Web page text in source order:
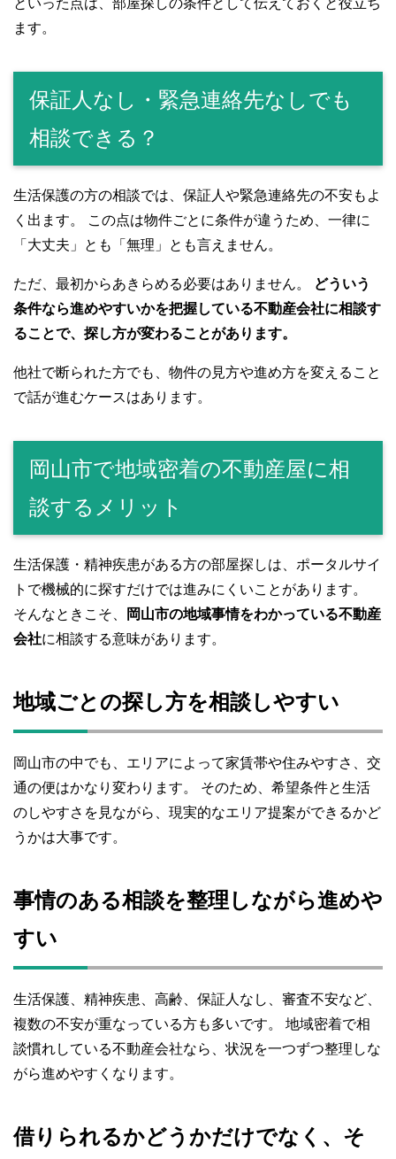
といった点は、部屋探しの条件として伝えておくと役立ち
ます。
保証人なし・緊急連絡先なしでも
相談できる？
生活保護の方の相談では、保証人や緊急連絡先の不安もよ
く出ます。 この点は物件ごとに条件が違うため、一律に
「大丈夫」とも「無理」とも言えません。
ただ、最初からあきらめる必要はありません。
どういう
条件なら進めやすいかを把握している不動産会社に相談す
ることで、探し方が変わることがあります。
他社で断られた方でも、物件の見方や進め方を変えること
で話が進むケースはあります。
岡山市で地域密着の不動産屋に相
談するメリット
生活保護・精神疾患がある方の部屋探しは、ポータルサイ
トで機械的に探すだけでは進みにくいことがあります。
そんなときこそ、
岡山市の地域事情をわかっている不動産
会社に相談する意味があります。
地域ごとの探し方を相談しやすい
岡山市の中でも、エリアによって家賃帯や住みやすさ、交
通の便はかなり変わります。 そのため、希望条件と生活
のしやすさを見ながら、現実的なエリア提案ができるかど
うかは大事です。
事情のある相談を整理しながら進めや
すい
生活保護、精神疾患、高齢、保証人なし、審査不安など、
複数の不安が重なっている方も多いです。 地域密着で相
談慣れしている不動産会社なら、状況を一つずつ整理しな
がら進めやすくなります。
借りられるかどうかだけでなく、そ